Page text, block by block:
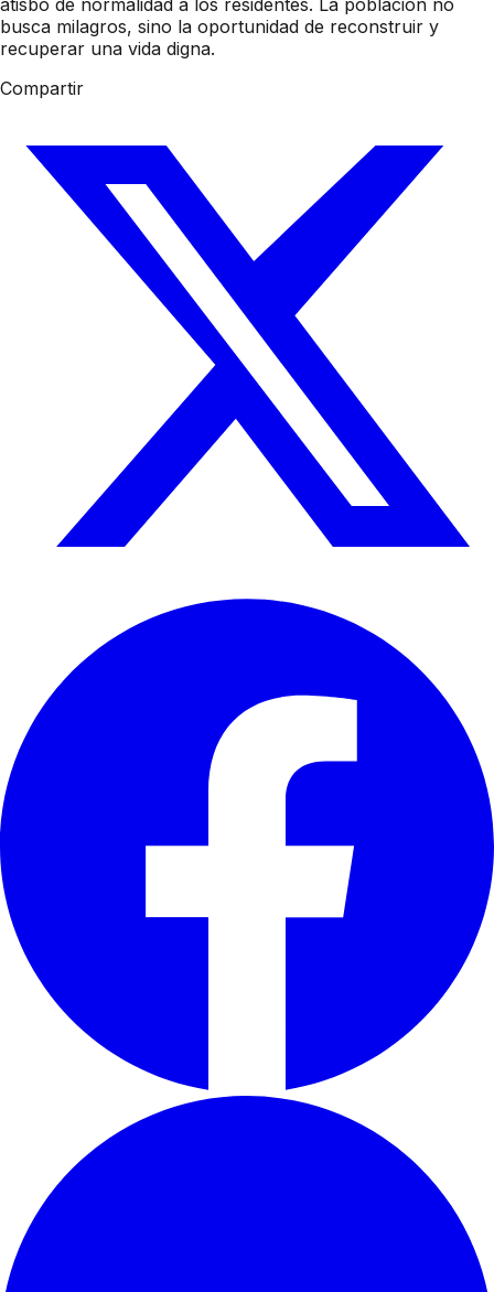
busca milagros, sino la oportunidad de reconstruir y
recuperar una vida digna.
Compartir